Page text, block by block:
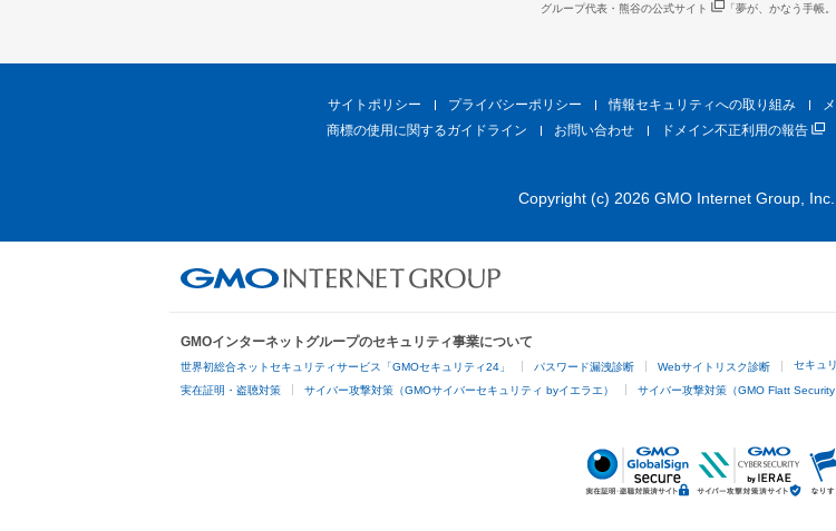
グループ代表・熊谷の公式サイト 「夢が、かなう手帳
サイトポリシー プライバシーポリシー 情報セキュリティへの取り組み
商標の使用に関するガイドライン
お問い合わせ ドメイン不正利用の報告
Copyright (c) 2026 GMO Internet Group, Inc.
GMOインターネットグループのセキュリティ事業について
世界初総合ネットセキュリティサービス「GMOセキュリティ24」 パスワード漏洩診断 Webサイトリスク診断 セキュ
実在証明・盗聴対策 サイバー攻撃対策（GMOサイバーセキュリティ byイエラエ） サイバー攻撃対策（GMO Flatt Security